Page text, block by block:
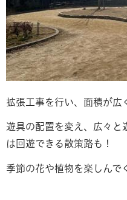
拡張工事を行い、面積が広
遊具の配置を変え、広々と
は回遊できる散策路も！
季節の花や植物を楽しんで